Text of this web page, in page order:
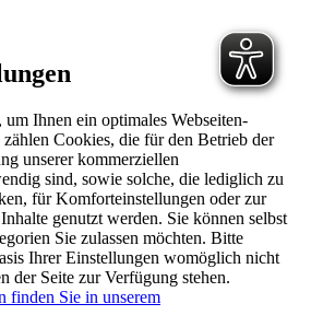
Ihnen ein optimales Webseiten-
Cookies, die für den Betrieb der
unserer kommerziellen
sind, sowie solche, die lediglich zu
für Komforteinstellungen oder zur
genutzt werden. Sie können selbst
Sie zulassen möchten. Bitte
Ihrer Einstellungen womöglich nicht
der Seite zur Verfügung stehen.
finden Sie in unserem